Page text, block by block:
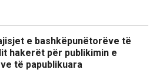
e bashkëpunëtorëve të
hakerët për publikimin e
të papublikuara